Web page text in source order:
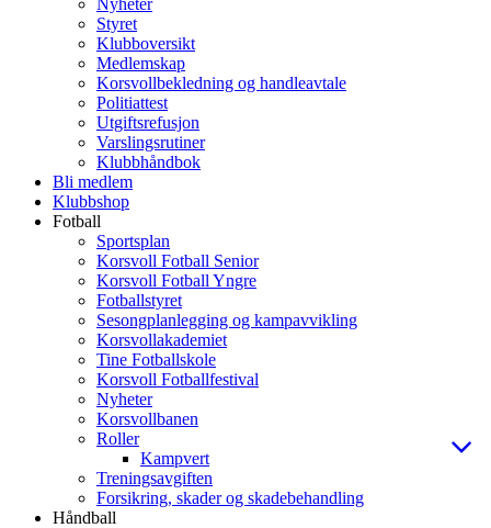
Nyheter
Styret
Klubboversikt
Medlemskap
Korsvollbekledning og handleavtale
Politiattest
Utgiftsrefusjon
Varslingsrutiner
Klubbhåndbok
Bli medlem
Klubbshop
Fotball
Sportsplan
Korsvoll Fotball Senior
Korsvoll Fotball Yngre
Fotballstyret
Sesongplanlegging og kampavvikling
Korsvollakademiet
Tine Fotballskole
Korsvoll Fotballfestival
Nyheter
Korsvollbanen
Roller
Kampvert
Treningsavgiften
Forsikring, skader og skadebehandling
Håndball